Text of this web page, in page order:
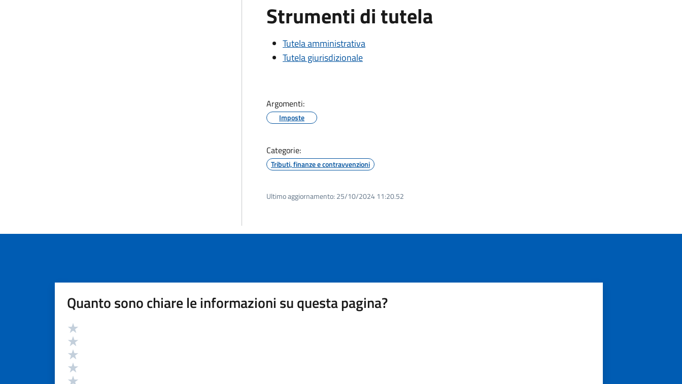
Strumenti di tutela
Tutela amministrativa
Tutela giurisdizionale
Argomenti:
Imposte
Categorie:
Tributi, finanze e contravvenzioni
Ultimo aggiornamento: 25/10/2024 11:20.52
Quanto sono chiare le informazioni su questa pagina?
Valutazione